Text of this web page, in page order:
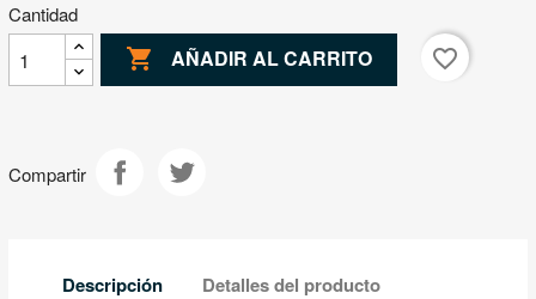
Cantidad
 AÑADIR AL CARRITO favorite_border
Compartir
Descripción Detalles del producto